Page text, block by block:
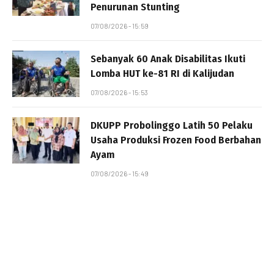
Penurunan Stunting
07/08/2026 - 15:59
Sebanyak 60 Anak Disabilitas Ikuti
Lomba HUT ke-81 RI di Kalijudan
07/08/2026 - 15:53
DKUPP Probolinggo Latih 50 Pelaku
Usaha Produksi Frozen Food Berbahan
Ayam
07/08/2026 - 15:49